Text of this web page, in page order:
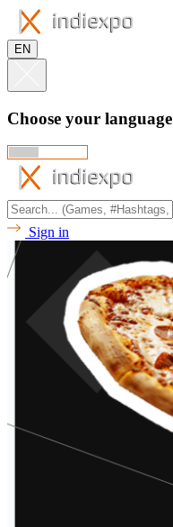
EN
Choose your language
Sign in